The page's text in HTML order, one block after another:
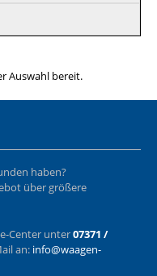
Auswahl bereit.
haben?
über größere
Center unter07371 /
an: info@waagen-